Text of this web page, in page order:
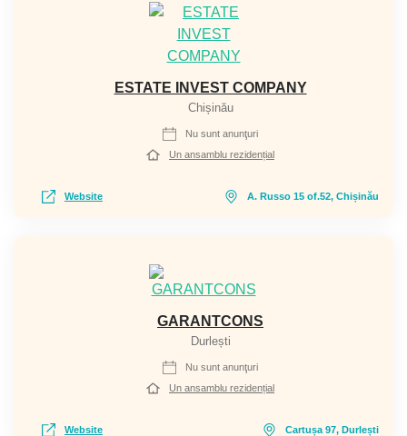
ESTATE INVEST COMPANY
Chișinău
Nu sunt anunţuri
Un ansamblu rezidențial
Website A. Russo 15 of.52, Chișinău
GARANTCONS
Durlești
Nu sunt anunţuri
Un ansamblu rezidențial
Website Cartușa 97, Durlești